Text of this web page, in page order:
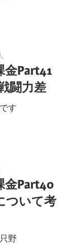
金Part41
闘力差
す
金Part40
ついて考
野